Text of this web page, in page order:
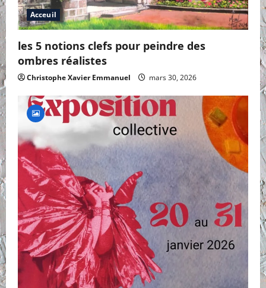
Acceuil
les 5 notions clefs pour peindre des
ombres réalistes
Christophe Xavier Emmanuel mars 30, 2026